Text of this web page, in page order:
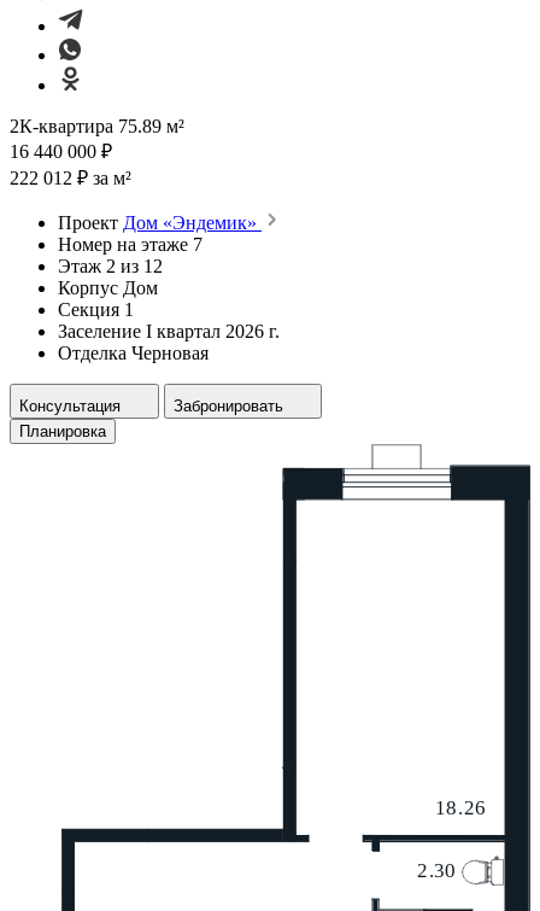
2К-квартира 75.89 м²
16 440 000 ₽
222 012 ₽ за м²
Проект Дом «Эндемик»
Номер на этаже 7
Этаж 2 из 12
Корпус Дом
Секция 1
Заселение I квартал 2026 г.
Отделка Черновая
Консультация
Забронировать
Планировка